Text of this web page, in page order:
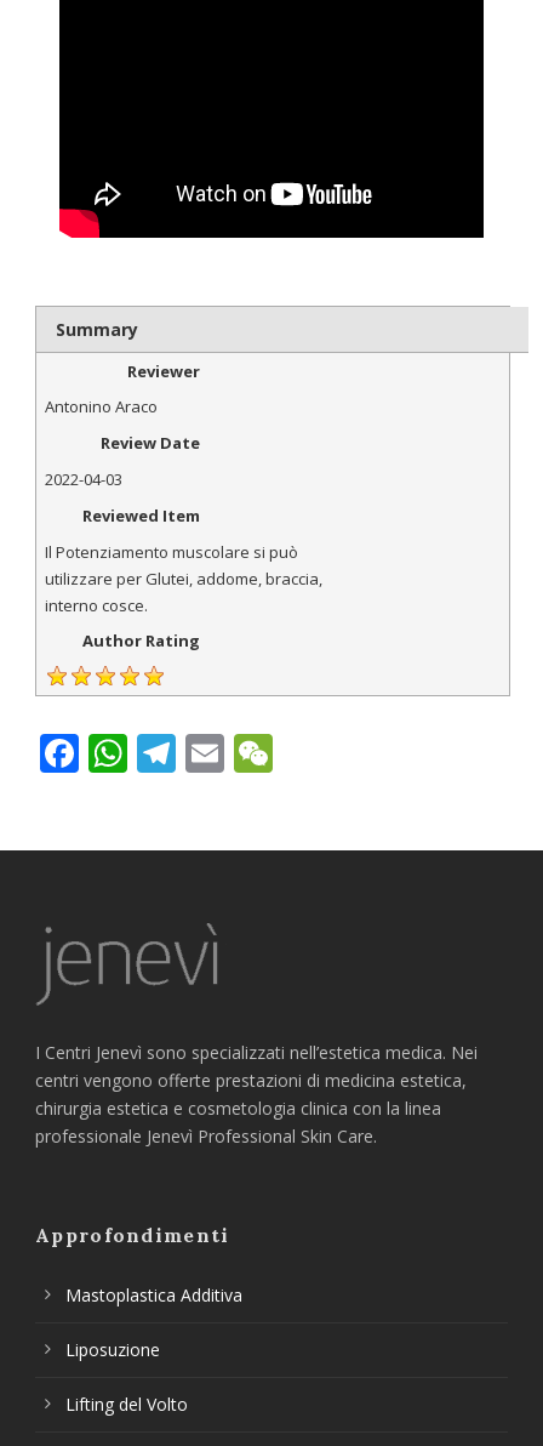
Summary
Reviewer
Antonino Araco
Review Date
2022-04-03
Reviewed Item
Il Potenziamento muscolare si può
utilizzare per Glutei, addome, braccia,
interno cosce.
Author Rating
Facebook
WhatsApp
Telegram
Email
I Centri Jenevì sono specializzati nell’estetica medica. Nei
centri vengono offerte prestazioni di medicina estetica,
chirurgia estetica e cosmetologia clinica con la linea
professionale Jenevì Professional Skin Care.
Approfondimenti
Mastoplastica Additiva
Liposuzione
Lifting del Volto